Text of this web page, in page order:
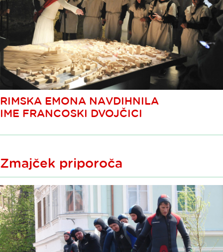
RIMSKA EMONA NAVDIHNILA
IME FRANCOSKI DVOJČICI
Zmajček priporoča